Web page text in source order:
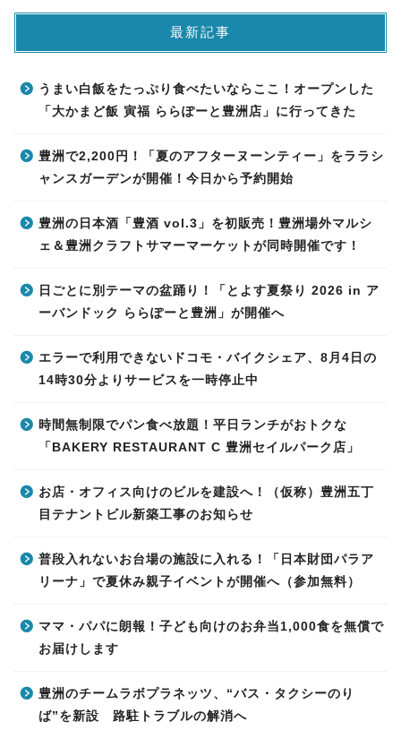
最新記事
うまい白飯をたっぷり食べたいならここ！オープンした
「大かまど飯 寅福 ららぽーと豊洲店」に行ってきた
豊洲で2,200円！「夏のアフターヌーンティー」をララシ
ャンスガーデンが開催！今日から予約開始
豊洲の日本酒「豊酒 vol.3」を初販売！豊洲場外マルシ
ェ＆豊洲クラフトサマーマーケットが同時開催です！
日ごとに別テーマの盆踊り！「とよす夏祭り 2026 in ア
ーバンドック ららぽーと豊洲」が開催へ
エラーで利用できないドコモ・バイクシェア、8月4日の
14時30分よりサービスを一時停止中
時間無制限でパン食べ放題！平日ランチがおトクな
「BAKERY RESTAURANT C 豊洲セイルパーク店」
お店・オフィス向けのビルを建設へ！（仮称）豊洲五丁
目テナントビル新築工事のお知らせ
普段入れないお台場の施設に入れる！「日本財団パラア
リーナ」で夏休み親子イベントが開催へ（参加無料）
ママ・パパに朗報！子ども向けのお弁当1,000食を無償で
お届けします
豊洲のチームラボプラネッツ、“バス・タクシーのり
ば”を新設 路駐トラブルの解消へ